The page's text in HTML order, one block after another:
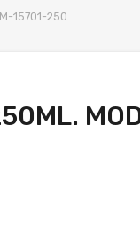
15701-250